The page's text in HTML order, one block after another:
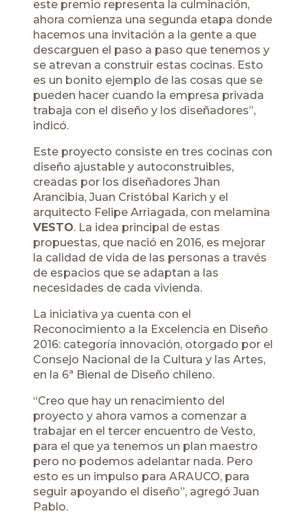
este premio representa la culminación,
ahora comienza una segunda etapa donde
hacemos una invitación a la gente a que
descarguen el paso a paso que tenemos y
se atrevan a construir estas cocinas. Esto
es un bonito ejemplo de las cosas que se
pueden hacer cuando la empresa privada
trabaja con el diseño y los diseñadores”,
indicó.
Este proyecto consiste en tres cocinas con
diseño ajustable y autoconstruibles,
creadas por los diseñadores Jhan
Arancibia, Juan Cristóbal Karich y el
arquitecto Felipe Arriagada, con melamina
VESTO. La idea principal de estas
propuestas, que nació en 2016, es mejorar
la calidad de vida de las personas a través
de espacios que se adaptan a las
necesidades de cada vivienda.
La iniciativa ya cuenta con el
Reconocimiento a la Excelencia en Diseño
2016: categoría innovación, otorgado por el
Consejo Nacional de la Cultura y las Artes,
en la 6ª Bienal de Diseño chileno.
“Creo que hay un renacimiento del
proyecto y ahora vamos a comenzar a
trabajar en el tercer encuentro de Vesto,
para el que ya tenemos un plan maestro
pero no podemos adelantar nada. Pero
esto es un impulso para ARAUCO, para
seguir apoyando el diseño”, agregó Juan
Pablo.